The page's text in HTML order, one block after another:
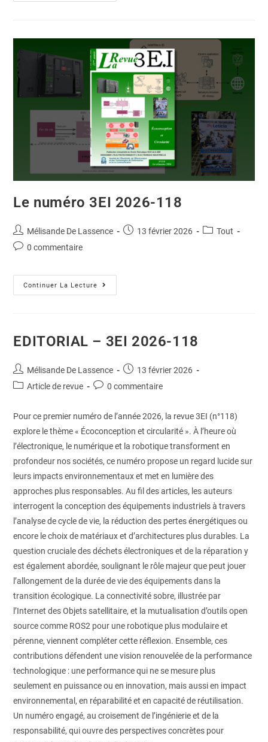
Le numéro 3EI 2026-118
Mélisande De Lassence 13 février 2026
Tout
0 commentaire
Continuer La Lecture
EDITORIAL – 3EI 2026-118
Mélisande De Lassence
13 février 2026
Article de revue
0 commentaire
Pour ce premier numéro de l’année 2026, la revue 3EI (n°118)
explore le thème « Écoconception et circularité ». À l’heure où
l’électronique, le numérique et la robotique transforment en
profondeur nos sociétés, ce numéro propose un regard lucide sur
leurs impacts environnementaux et met en lumière des
approches plus responsables. Au fil des articles, les auteurs
interrogent la conception des équipements industriels à travers
l’analyse de cycle de vie, la réduction des pertes énergétiques ou
encore le choix de matériaux et d’architectures plus durables. La
question cruciale des déchets électroniques et de la réparation y
est également abordée, soulignant le rôle majeur que peut jouer
l’allongement de la durée de vie des équipements dans la
transition écologique. La connectivité sobre, illustrée par
l’Internet des Objets satellitaire, et la mutualisation d’outils open
source comme ROS2 pour une robotique plus modulaire et
pérenne, viennent compléter cette réflexion. Ensemble, ces
contributions défendent une vision renouvelée de la performance
technologique : une performance qui ne se mesure plus
seulement en puissance ou en innovation, mais aussi en impact
environnemental, en réparabilité et en capacité de réutilisation.
Un numéro engagé, au croisement de l’ingénierie et de la
responsabilité, qui ouvre des perspectives concrètes pour